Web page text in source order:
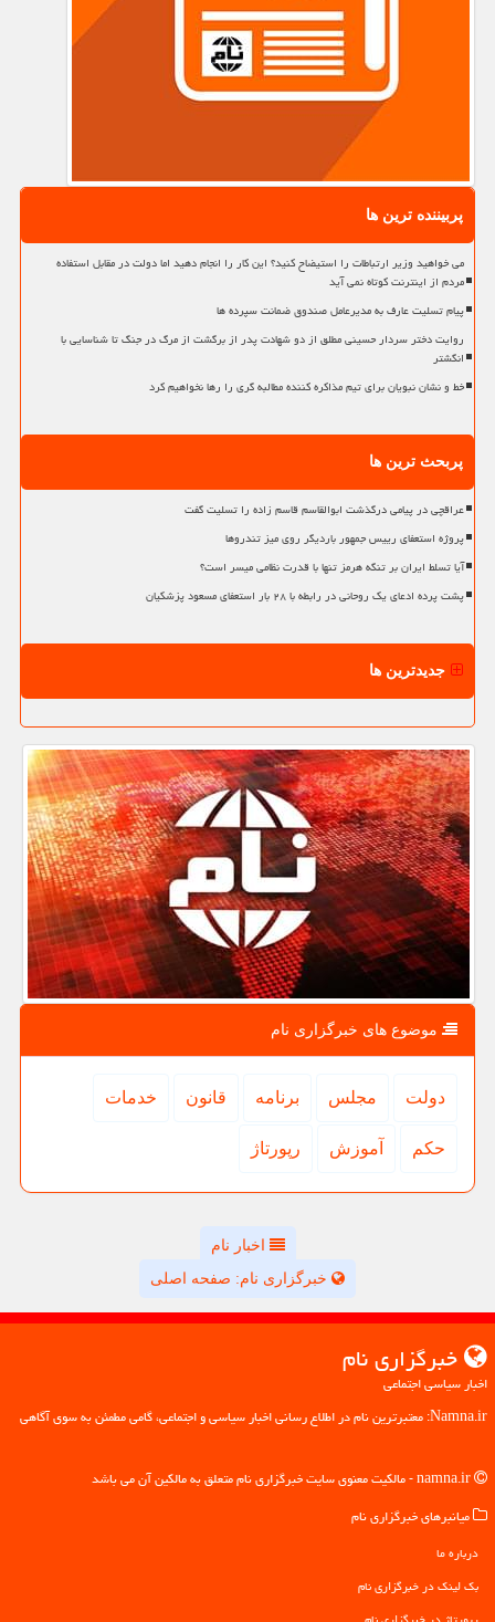
پربیننده ترین ها
می خواهید وزیر ارتباطات را استیضاح کنید؟ این کار را انجام دهید اما دولت در مقابل استفاده
مردم از اینترنت کوتاه نمی آید
پیام تسلیت عارف به مدیرعامل صندوق ضمانت سپرده ها
روایت دختر سردار حسینی مطلق از دو شهادت پدر از برگشت از مرگ در جنگ تا شناسایی با
انگشتر
خط و نشان نبویان برای تیم مذاکره کننده مطالبه گری را رها نخواهیم کرد
پربحث ترین ها
عراقچی در پیامی درگذشت ابوالقاسم قاسم زاده را تسلیت گفت
پروژه استعفای رییس جمهور باردیگر روی میز تندروها
آیا تسلط ایران بر تنگه هرمز تنها با قدرت نظامی میسر است؟
پشت پرده ادعای یک روحانی در رابطه با ۲۸ بار استعفای مسعود پزشکیان
جدیدترین ها
موضوع های خبرگزاری نام
دولت مجلس برنامه قانون خدمات
حكم آموزش رپورتاژ
اخبار نام
خبرگزاری نام: صفحه اصلی
خبرگزاری نام
اخبار سیاسی اجتماعی
Namna.ir: معتبرترین نام در اطلاع رسانی اخبار سیاسی و اجتماعی، گامی مطمئن به سوی آگاهی
میانبرهای خبرگزاری نام
درباره ما
بک لینک در خبرگزاری نام